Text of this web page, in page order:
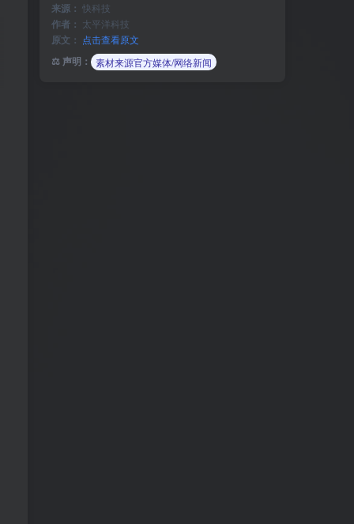
来源： 快科技
作者： 太平洋科技
原文： 点击查看原文
⚖️ 声明： 素材来源官方媒体/网络新闻